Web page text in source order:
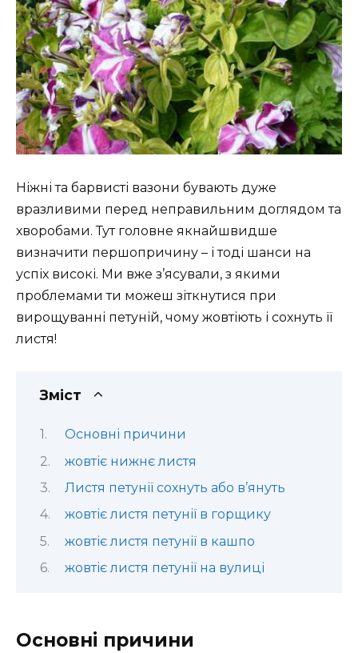
Ніжні та барвисті вазони бувають дуже
вразливими перед неправильним доглядом та
хворобами. Тут головне якнайшвидше
визначити першопричину – і тоді шанси на
успіх високі. Ми вже з’ясували, з якими
проблемами ти можеш зіткнутися при
вирощуванні петуній, чому жовтіють і сохнуть її
листя!
Зміст
Основні причини
жовтіє нижнє листя
Листя петунії сохнуть або в’януть
жовтіє листя петунії в горщику
жовтіє листя петунії в кашпо
жовтіє листя петунії на вулиці
Основні причини